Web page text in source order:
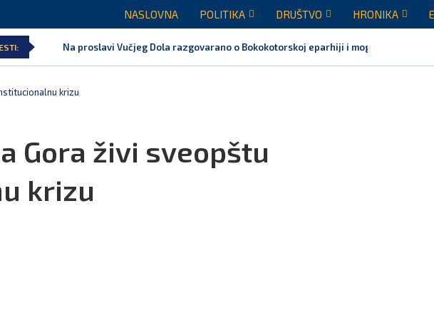
NASLOVNA POLITIKA DRUŠTVO HRONIKA
Na proslavi Vučjeg Dola razgovarano o Bokokotorskoj eparhiji i mogućem
krizu
Gora živi sveopštu
krizu